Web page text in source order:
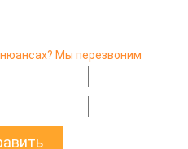
Мы перезвоним